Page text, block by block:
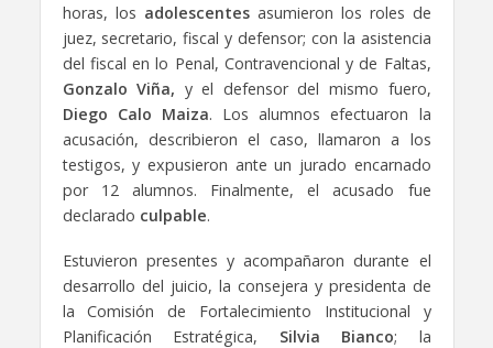
horas, los adolescentesasumieron los roles de
juez, secretario, fiscal y defensor; con la asistencia
del fiscal en lo Penal, Contravencional y de Faltas,
Gonzalo Viña, y el defensor del mismo fuero,
Diego Calo Maiza. Los alumnos efectuaron la
acusación, describieron el caso, llamaron a los
testigos, y expusieron ante un jurado encarnado
por 12 alumnos. Finalmente, el acusado fue
declarado culpable.
Estuvieron presentes y acompañaron durante el
desarrollo del juicio, la consejera y presidenta de
la Comisión de Fortalecimiento Institucional y
Planificación Estratégica, Silvia Bianco; la